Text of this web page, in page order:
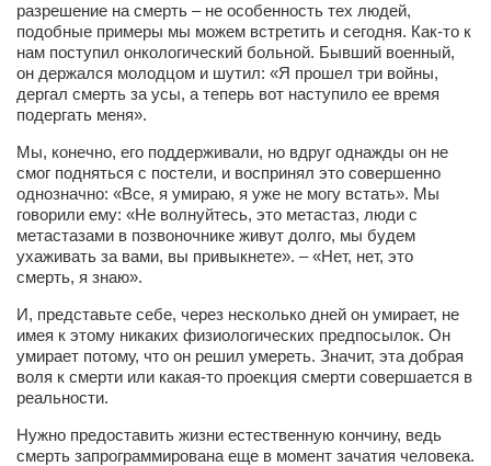
Сергей Коноз
Денис Федченко
Звукорежиссёры
Alfom Studio
Guitarproduction Studio
Писатели
Поэты
Режиссёры
Надія Белокур
Анна Гидора
Римма Миленкова
разрешение на смерть – не особенность тех людей,
подобные примеры мы можем встретить и сегодня. Как-то к
нам поступил онкологический больной. Бывший военный,
он держался молодцом и шутил: «Я прошел три войны,
дергал смерть за усы, а теперь вот наступило ее время
подергать меня».
Мы, конечно, его поддерживали, но вдруг однажды он не
смог подняться с постели, и воспринял это совершенно
однозначно: «Все, я умираю, я уже не могу встать». Мы
говорили ему: «Не волнуйтесь, это метастаз, люди с
метастазами в позвоночнике живут долго, мы будем
ухаживать за вами, вы привыкнете». – «Нет, нет, это
смерть, я знаю».
И, представьте себе, через несколько дней он умирает, не
имея к этому никаких физиологических предпосылок. Он
умирает потому, что он решил умереть. Значит, эта добрая
воля к смерти или какая-то проекция смерти совершается в
реальности.
Нужно предоставить жизни естественную кончину, ведь
смерть запрограммирована еще в момент зачатия человека.